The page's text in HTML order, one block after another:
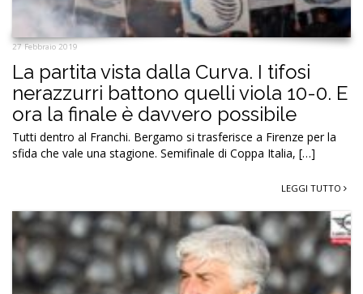
27 Febbraio 2019
La partita vista dalla Curva. I tifosi
nerazzurri battono quelli viola 10-0. E
ora la finale è davvero possibile
Tutti dentro al Franchi. Bergamo si trasferisce a Firenze per la
sfida che vale una stagione. Semifinale di Coppa Italia, […]
LEGGI TUTTO